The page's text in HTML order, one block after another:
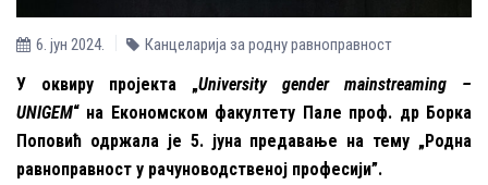
6. јун 2024. Канцеларија за родну равноправност
У оквиру пројекта „University gender mainstreaming –
UNIGEM“ на Економском факултету Пале проф. др Борка
Поповић одржала је 5. јуна предавање на тему „Родна
равноправност у рачуноводственој професији”.